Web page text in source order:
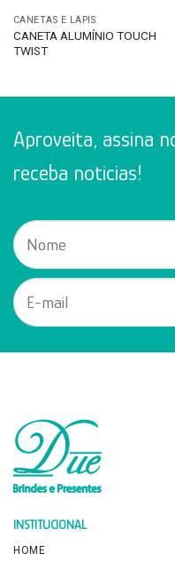
CANETAS E LÁPIS
CANETA ALUMÍNIO TOUCH
TWIST
Aproveita, assina
receba noticias!
INSTITUCIONAL
HOME